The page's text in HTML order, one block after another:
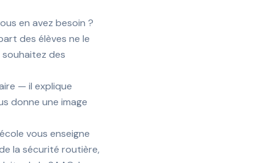
en avez besoin ?
des élèves ne le
des
— il explique
donne une image
vous enseigne
la sécurité routière,